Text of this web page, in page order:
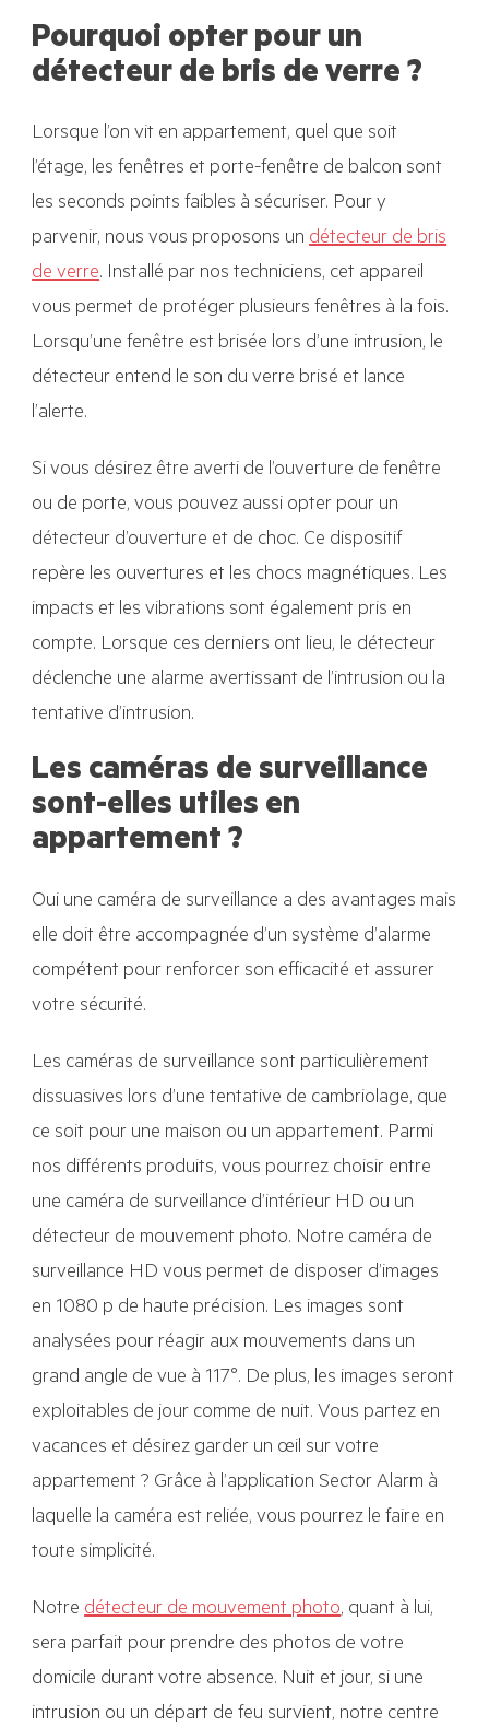
Pourquoi opter pour un
détecteur de bris de verre ?
Lorsque l’on vit en appartement, quel que soit
l’étage, les fenêtres et porte-fenêtre de balcon sont
les seconds points faibles à sécuriser. Pour y
parvenir, nous vous proposons un détecteur de bris
de verre. Installé par nos techniciens, cet appareil
vous permet de protéger plusieurs fenêtres à la fois.
Lorsqu’une fenêtre est brisée lors d’une intrusion, le
détecteur entend le son du verre brisé et lance
l’alerte.
Si vous désirez être averti de l’ouverture de fenêtre
ou de porte, vous pouvez aussi opter pour un
détecteur d’ouverture et de choc. Ce dispositif
repère les ouvertures et les chocs magnétiques. Les
impacts et les vibrations sont également pris en
compte. Lorsque ces derniers ont lieu, le détecteur
déclenche une alarme avertissant de l’intrusion ou la
tentative d’intrusion.
Les caméras de surveillance
sont-elles utiles en
appartement ?
Oui une caméra de surveillance a des avantages mais
elle doit être accompagnée d’un système d’alarme
compétent pour renforcer son efficacité et assurer
votre sécurité.
Les caméras de surveillance sont particulièrement
dissuasives lors d’une tentative de cambriolage, que
ce soit pour une maison ou un appartement. Parmi
nos différents produits, vous pourrez choisir entre
une caméra de surveillance d’intérieur HD ou un
détecteur de mouvement photo. Notre caméra de
surveillance HD vous permet de disposer d’images
en 1080 p de haute précision. Les images sont
analysées pour réagir aux mouvements dans un
grand angle de vue à 117°. De plus, les images seront
exploitables de jour comme de nuit. Vous partez en
vacances et désirez garder un œil sur votre
appartement ? Grâce à l’application Sector Alarm à
laquelle la caméra est reliée, vous pourrez le faire en
toute simplicité.
Notre détecteur de mouvement photo, quant à lui,
sera parfait pour prendre des photos de votre
domicile durant votre absence. Nuit et jour, si une
intrusion ou un départ de feu survient, notre centre